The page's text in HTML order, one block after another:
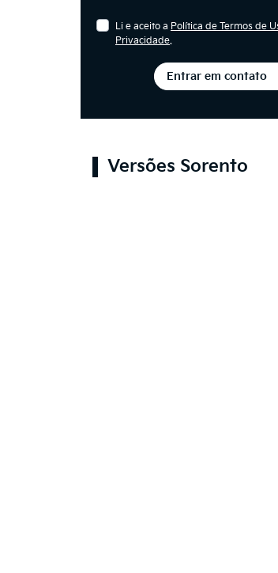
Li e aceito a Política de Termos de
Privacidade.
Entrar em contato
Versões Sorento